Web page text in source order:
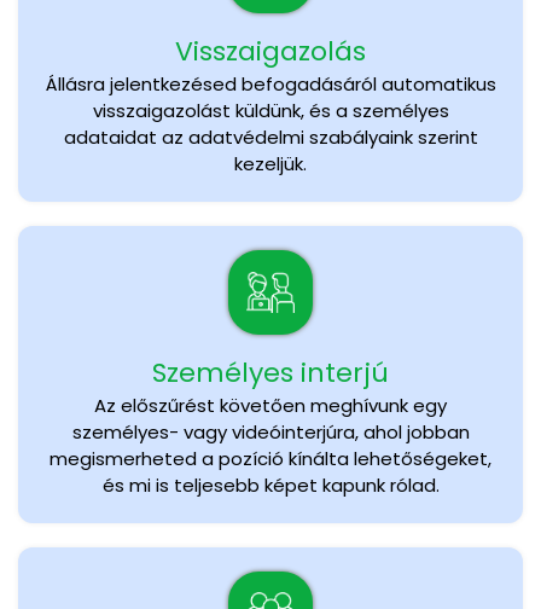
Visszaigazolás
Állásra jelentkezésed befogadásáról automatikus
visszaigazolást küldünk, és a személyes
adataidat az adatvédelmi szabályaink szerint
kezeljük.
Személyes interjú
Az előszűrést követően meghívunk egy
személyes- vagy videóinterjúra, ahol jobban
megismerheted a pozíció kínálta lehetőségeket,
és mi is teljesebb képet kapunk rólad.